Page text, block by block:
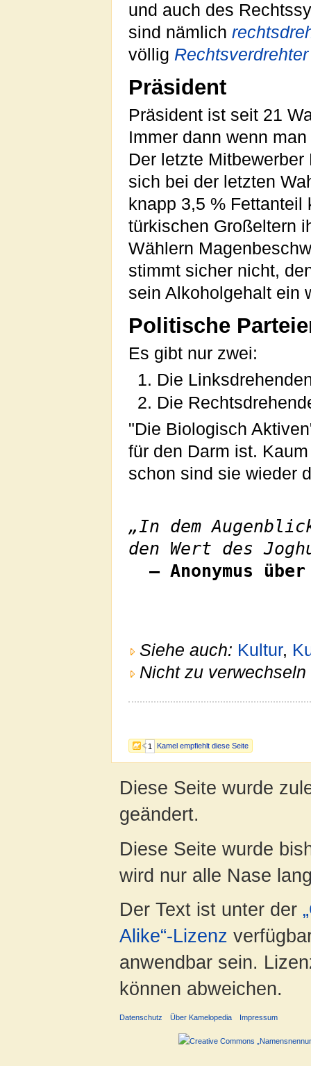
1 Kamel empfiehlt diese Seite
und auch des
sind nämlich
völlig Rechtsverdrehter
Präsident
Präsident ist seit 21
Immer dann wenn
Der letzte
sich bei der letzten
knapp 3,5 %
türkischen Großeltern
Wählern
stimmt sicher nicht,
sein Alkoholgehalt ein
Politische
Es gibt nur zwei:
Die
Die
"Die Biologisch
für den Darm ist.
schon sind sie wieder
„In dem
den Wert des
– Anonymus
Siehe auch: Kultur,
Nicht zu verwechseln
Diese Seite wurde
geändert.
Diese Seite wurde
wird nur alle Nase
Der Text ist unter der
Alike“-Lizenz
anwendbar sein.
können abweichen.
Datenschutz Über Kamelopedia Impressum